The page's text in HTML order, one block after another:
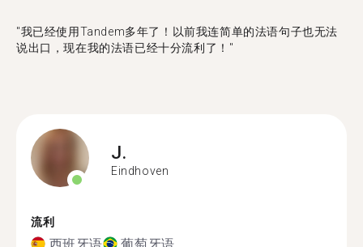
"​​我已经使用Tandem多年了！以前我连简单的法语句子也无法
说出口，现在我的法语已经十分流利了！"
J.
Eindhoven
流利
西班牙语 葡萄牙语